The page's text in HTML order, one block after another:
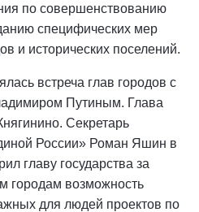
по совершенствованию
специфических мер
и исторических поселений.
встреча глав городов с
Путиным. Глава
Секретарь
России» Роман Яшин в
главу государства за
городам возможность
для людей проектов по